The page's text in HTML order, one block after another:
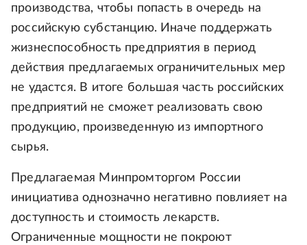
производства, чтобы попасть в очередь на
российскую субстанцию. Иначе поддержать
жизнеспособность предприятия в период
действия предлагаемых ограничительных мер
не удастся. В итоге большая часть российских
предприятий не сможет реализовать свою
продукцию, произведенную из импортного
сырья.
Предлагаемая Минпромторгом России
инициатива однозначно негативно повлияет на
доступность и стоимость лекарств.
Ограниченные мощности не покроют